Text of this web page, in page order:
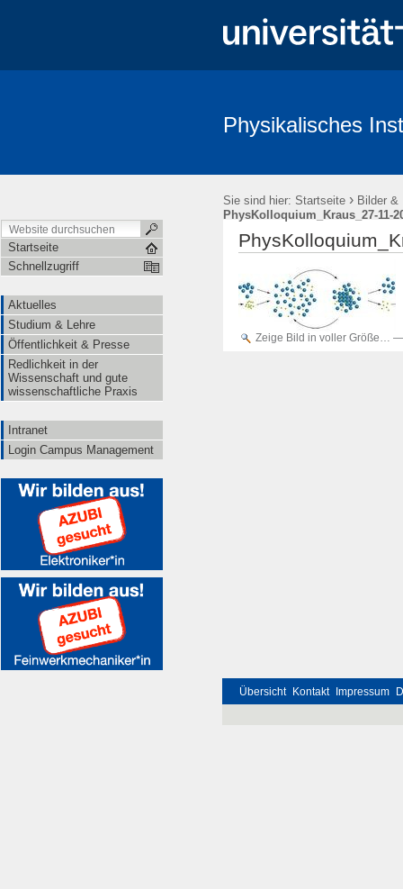
Physikalisches
Sie sind hier: Startseite › Bilder &
PhysKolloquium_Kraus_27-11-
Startseite
Schnellzugriff
Aktuelles
Studium & Lehre
Öffentlichkeit & Presse
Redlichkeit in der
Wissenschaft und gute
wissenschaftliche Praxis
Intranet
Login Campus Management
Zeige Bild in voller Größe…
Übersicht Kontakt Impressum